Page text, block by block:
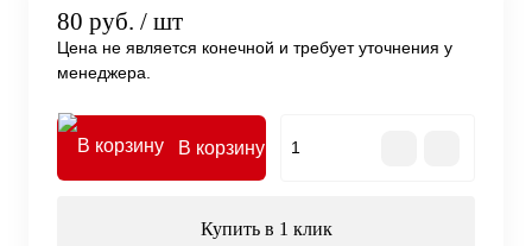
80 руб. / шт
Цена не является конечной и требует уточнения у
менеджера.
В корзину
Купить в 1 клик